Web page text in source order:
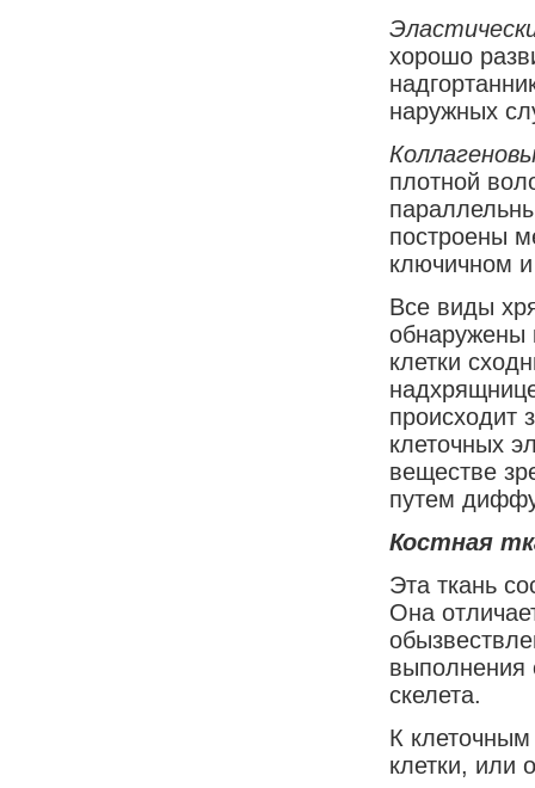
хорошо
наружных
плотной
построены
ключичном
Все виды
обнаружены
клетки
происходит
клеточных
веществе
путем
Костная
Эта ткань
Она
выполнения
скелета.
К
клетки, или